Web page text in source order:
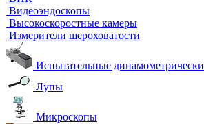
Ультразвуковой неразрушающий контроль
Ультразвуковые дефектоскопы
Ультразвуковые толщиномеры
Стандартные образцы (СОП)
Автоматизированный контроль
Преобразователи и аксессуары
Сканирующие устройства
Соединительные кабели
Ультразвуковой гель
Ультразвуковые расходомеры